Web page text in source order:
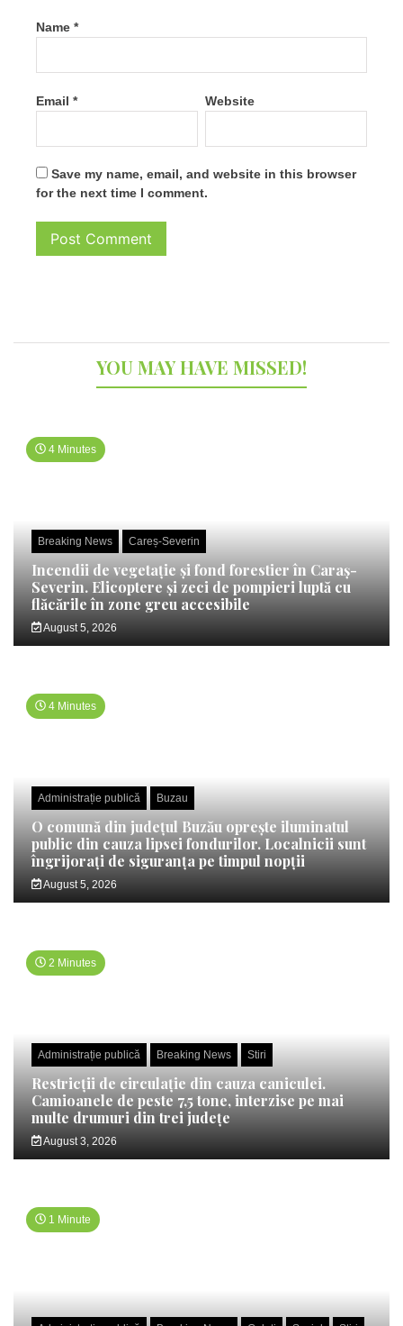
Name *
Email * Website
Save my name, email, and website in this browser
for the next time I comment.
YOU MAY HAVE MISSED!
4 Minutes
Breaking News Careș-Severin
Incendii de vegetație și fond forestier în Caraș-
Severin. Elicoptere și zeci de pompieri luptă cu
flăcările în zone greu accesibile
August 5, 2026
4 Minutes
Administrație publică Buzau
O comună din județul Buzău oprește iluminatul
public din cauza lipsei fondurilor. Localnicii sunt
îngrijorați de siguranța pe timpul nopții
August 5, 2026
2 Minutes
Administrație publică Breaking News Stiri
Restricții de circulație din cauza caniculei.
Camioanele de peste 7,5 tone, interzise pe mai
multe drumuri din trei județe
August 3, 2026
1 Minute